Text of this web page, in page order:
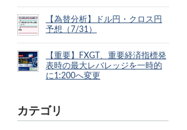
【為替分析】ドル円・クロス円
予想（7/31）
【重要】FXGT、重要経済指標発
表時の最大レバレッジを一時的
に1:200へ変更
カテゴリ